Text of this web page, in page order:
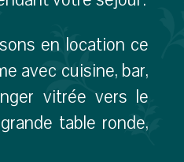
en location ce
avec cuisine, bar,
vitrée vers le
table ronde,